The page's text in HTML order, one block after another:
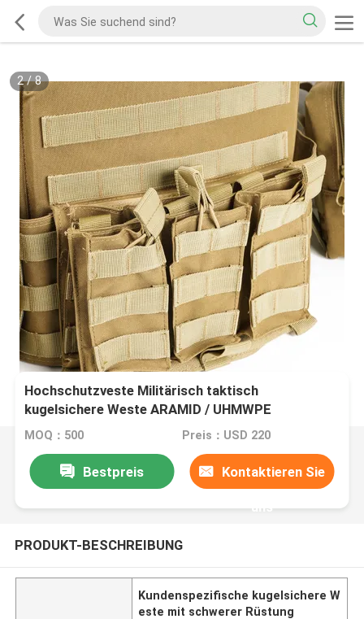
2/8
Hochschutzveste Militärisch taktisch
kugelsichere Weste ARAMID / UHMWPE
MOQ：500 Preis：USD 220
Bestpreis Kontaktieren Sie
uns
PRODUKT-BESCHREIBUNG
Kundenspezifische kugelsichere W
este mit schwerer Rüstung